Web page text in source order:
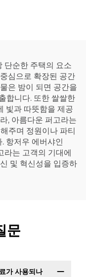
단순한 주택의 요소
심으로 확장된 공간
은 밤이 되면 공간을
합니다. 또한 쌀쌀한
빛과 따뜻함을 제공
, 아름다운 퍼고라는
주며 정원이나 파티
항저우 에버샤인
는 고객의 기대에
및 혁신성을 입증하
문
가 사용되나